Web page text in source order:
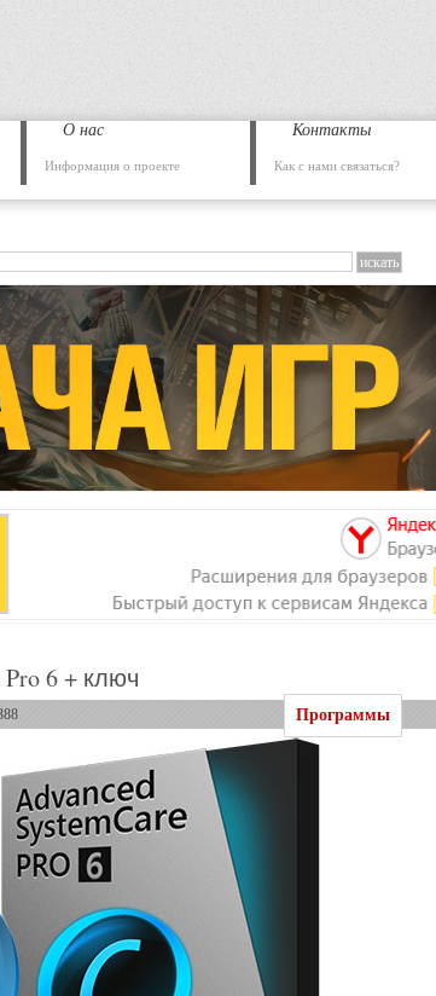
О нас
Информация о проекте
Контакты
Как с нами связаться?
Pro 6 + ключ
Программы